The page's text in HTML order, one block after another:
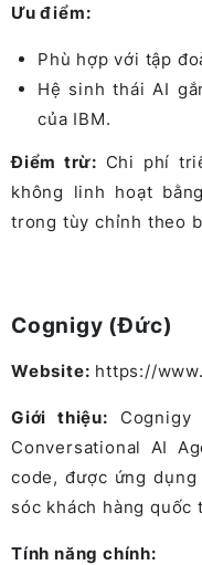
Ưu điểm:
Phù hợp với tập
Hệ sinh thái AI
của IBM.
Điểm trừ: Chi phí
không linh hoạt
trong tùy chỉnh theo
Cognigy (Đức)
Website: https://
Giới thiệu:
Conversational AI
code, được ứng
sóc khách hàng quốc
Tính năng chính: